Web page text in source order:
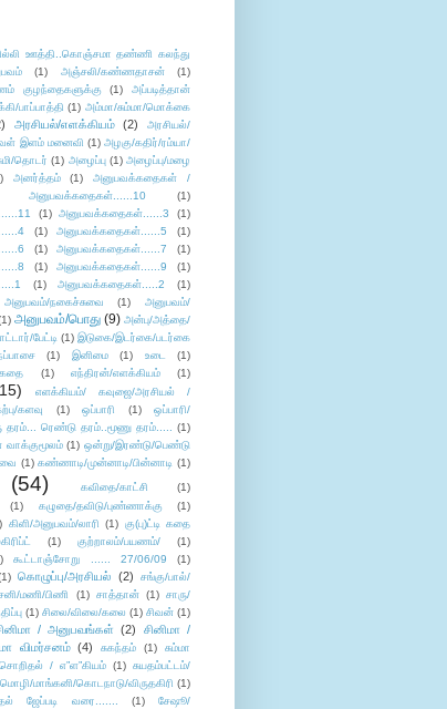
ஊத்தி..கொஞ்சமா தண்ணி கலந்து
(1) அஞ்சலி/கண்ணதாசன்
(1)
குழந்தைகளுக்கு
(1)
அப்படித்தான்
பாப்பாத்தி (1) அம்மா/சும்மா/மொக்கை
அரசியல்/எளக்கியம் (2)
அரசியல்/
இளம் மனைவி (1) அழகு/கதிர்/ரம்யா/
தொடர் (1) அழைப்பு (1) அழைப்பு/மழை
அனர்த்தம் (1)
அனுபவக்கதைகள் /
அனுபவக்கதைகள்......10
(1)
(1) அனுபவக்கதைகள்......3
(1)
(1) அனுபவக்கதைகள்......5
(1)
(1) அனுபவக்கதைகள்......7
(1)
(1) அனுபவக்கதைகள்......9
(1)
(1) அனுபவக்கதைகள்.....2 (1)
அனுபவம்/நகைச்சுவை (1)
அனுபவம்/
அனுபவம்/பொது (9) அன்பு/அத்தை/
பேட்டி (1) இடுகை/இடர்கை/படர்கை
(1) இனிமை (1) உடை
(1)
(1) எந்திரன்/எளக்கியம் (1)
எளக்கியம்/ கவுஜை/அரசியல் /
களவு
(1) ஒப்பாரி (1)
ஒப்பாரி/
தரம்... ரெண்டு தரம்..மூணு தரம்..... (1)
(1) ஒன்று/இரண்டு/பெண்டு
(1) கண்ணாடி/முன்னாடி/பின்னாடி (1)
(54) கவிதை/காட்சி
(1)
(1) கழுதை/தவிடு/புண்ணாக்கு
(1)
கிளி/அனுபவம்/லாரி (1) கு(பு)ட்டி கதை
(1) குற்றாலம்/பயணம்/
(1)
கூட்டாஞ்சோறு ...... 27/06/09
(1)
கொழுப்பு/அரசியல் (2)
சங்கு/பால்/
மணி/பிணி (1) சாத்தான் (1) சாரு/
(1) சிலை/விலை/கலை (1) சிவன் (1)
/ அனுபவங்கள் (2)
சினிமா /
விமர்சனம் (4) சுகந்தம் (1)
சும்மா
/ எ”ள”கியம் (1) சுயதம்பட்டம்/
மாங்கனி/கொடநாடு/விருதகிரி (1)
ஜேப்படி வரை.......
(1)
சேஷூ/